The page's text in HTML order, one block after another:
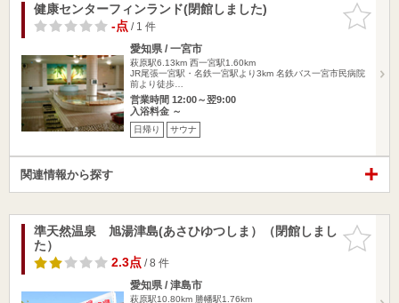
お気に入
りに追加
健康センターフィンランド(閉館しました)
-点/ 1 件
愛知県 / 一宮市
萩原駅6.13km 西一宮駅1.60km
JR尾張一宮駅・名鉄一宮駅より3km 名鉄バス一宮市民病院
前より徒歩…
営業時間 12:00～翌9:00
入浴料金 ～
日帰り サウナ
関連情報から探す
お気に入
りに追加
準天然温泉 旭湯津島(あさひゆつしま）（閉館しまし
た）
2.3点/ 8 件
愛知県 / 津島市
萩原駅10.80km 勝幡駅1.76km